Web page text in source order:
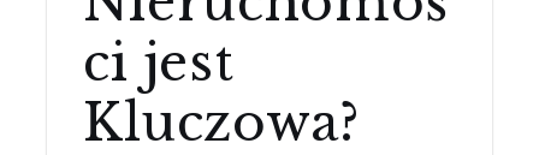
ci jest
Kluczowa?